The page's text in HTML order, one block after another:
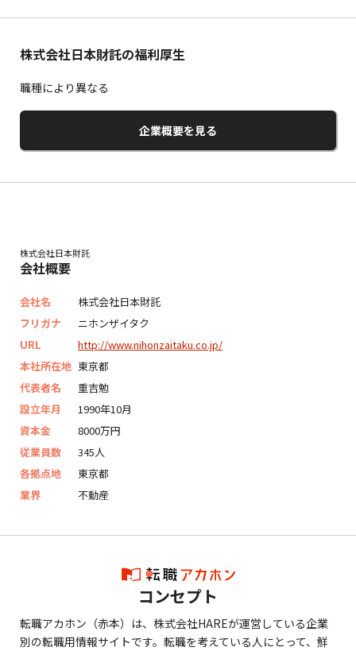
株式会社日本財託の福利厚生
職種により異なる
企業概要を見る
株式会社日本財託
会社概要
会社名
株式会社日本財託
フリガナ
ニホンザイタク
URL
http://www.nihonzaitaku.co.jp/
本社所在地 東京都
代表者名
重吉勉
設立年月
1990年10月
資本金
8000万円
従業員数
345人
各拠点地
東京都
業界
不動産
コンセプト
転職アカホン（赤本）は、株式会社HAREが運営している企業
別の転職用情報サイトです。転職を考えている人にとって、鮮